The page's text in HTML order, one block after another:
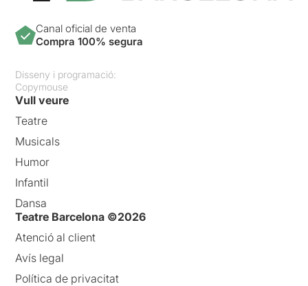
Canal oficial de venta
Compra 100% segura
Disseny i programació:
Copymouse
Vull veure
Teatre
Musicals
Humor
Infantil
Dansa
Teatre Barcelona ©2026
Atenció al client
Avís legal
Política de privacitat